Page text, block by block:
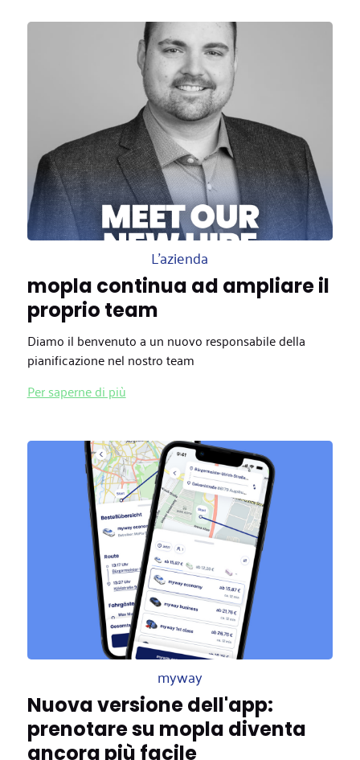
L'azienda
mopla continua ad ampliare il
proprio team
Diamo il benvenuto a un nuovo responsabile della
pianificazione nel nostro team
Per saperne di più
myway
Nuova versione dell'app:
prenotare su mopla diventa
ancora più facile